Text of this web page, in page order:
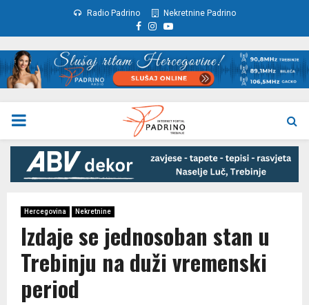
Radio Padrino Nekretnine Padrino
Facebook
Instagram
Youtube
PRIMARY
MENU
Hercegovina Nekretnine
Izdaje se jednosoban stan u
Trebinju na duži vremenski
period